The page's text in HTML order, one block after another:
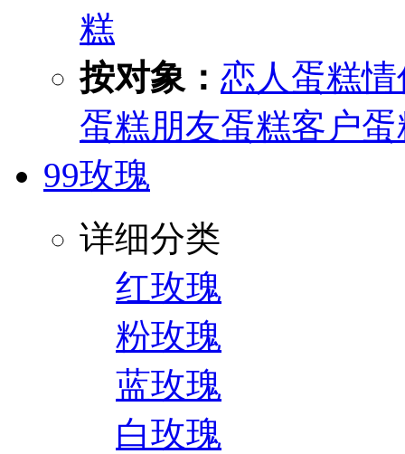
糕
按对象： 恋人蛋糕情
蛋糕朋友蛋糕客户蛋
99玫瑰
详细分类
红玫瑰
粉玫瑰
蓝玫瑰
白玫瑰